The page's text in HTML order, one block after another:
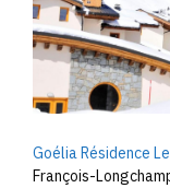
Goélia Résidence
François-